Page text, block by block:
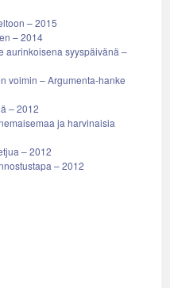
– 2015
– 2014
aurinkoisena syyspäivänä –
voimin – Argumenta-hanke
– 2012
ja harvinaisia
– 2012
– 2012